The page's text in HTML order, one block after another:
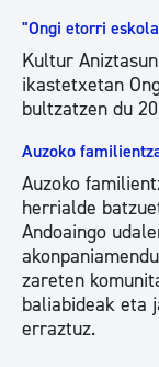
"Ongi etorri
Kultur
ikastetxetan
bultzatzen du
Auzoko
Auzoko
herrialde
Andoaingo
zareten
baliabideak eta
erraztuz.